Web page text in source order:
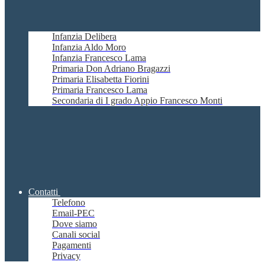
Infanzia Delibera
Infanzia Aldo Moro
Infanzia Francesco Lama
Primaria Don Adriano Bragazzi
Primaria Elisabetta Fiorini
Primaria Francesco Lama
Secondaria di I grado Appio Francesco Monti
Contatti
Telefono
Email-PEC
Dove siamo
Canali social
Pagamenti
Privacy